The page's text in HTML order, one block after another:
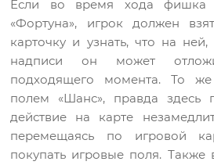
Если во время хода фишка
«Фортуна», игрок должен
карточку и узнать, что на
надписи он может
подходящего момента. То
полем «Шанс», правда здесь
действие на карте
перемещаясь по игровой
покупать игровые поля. Также